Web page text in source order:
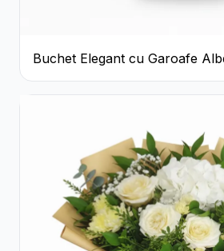
Buchet Elegant cu Garoafe
Eucalipt